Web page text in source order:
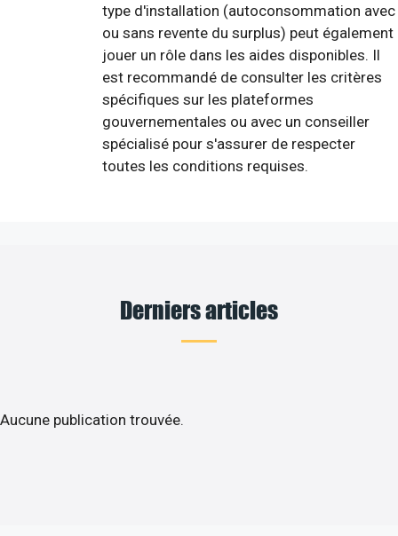
type d'installation (autoconsommation avec
ou sans revente du surplus) peut également
jouer un rôle dans les aides disponibles. Il
est recommandé de consulter les critères
spécifiques sur les plateformes
gouvernementales ou avec un conseiller
spécialisé pour s'assurer de respecter
toutes les conditions requises.
Derniers articles
Aucune publication trouvée.